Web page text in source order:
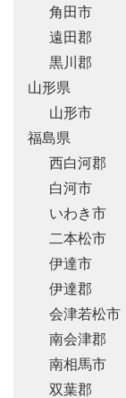
角田市
遠田郡
黒川郡
山形県
山形市
福島県
西白河郡
白河市
いわき市
二本松市
伊達市
伊達郡
会津若松市
南会津郡
南相馬市
双葉郡